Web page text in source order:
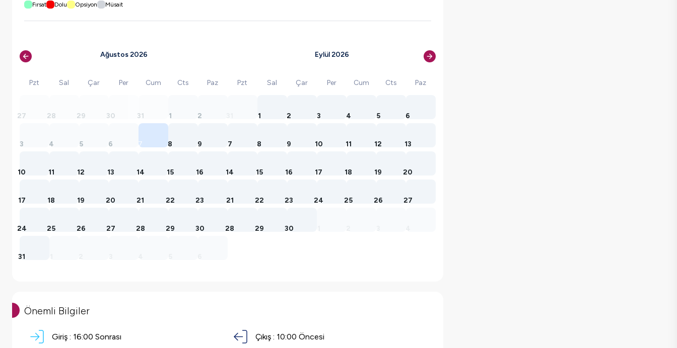
Fırsat Dolu Opsiyon Müsait
Ağustos 2026
Pzt Sal Çar Per Cum Cts Paz
27 28 29 30 31 1 2
3 4 5 6 7 8 9
10 11 12 13 14 15 16
17 18 19 20 21 22 23
24 25 26 27 28 29 30
31
Eylül 2026
Pzt Sal Çar Per Cum Cts Paz
1 2 3 4 5 6
7 8 9 10 11 12 13
14 15 16 17 18 19 20
21 22 23 24 25 26 27
28 29 30
Önemli Bilgiler
Giriş : 16:00 Sonrası Çıkış : 10:00 Öncesi